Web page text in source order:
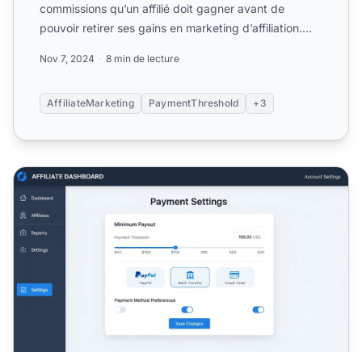
commissions qu’un affilié doit gagner avant de
pouvoir retirer ses gains en marketing d’affiliation.
Nov 7, 2024 8 min de lecture
AffiliateMarketing PaymentThreshold +3
Comment augmenter votre seuil de paiement dans les